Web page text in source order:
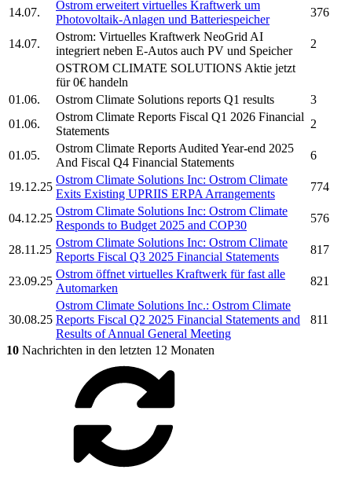
14.07.
Ostrom erweitert virtuelles Kraftwerk um
Photovoltaik-Anlagen und Batteriespeicher
376
14.07.
Ostrom: Virtuelles Kraftwerk NeoGrid AI
integriert neben E-Autos auch PV und Speicher
2
OSTROM CLIMATE SOLUTIONS Aktie jetzt
für 0€ handeln
01.06.
Ostrom Climate Solutions reports Q1 results
3
01.06.
Ostrom Climate Reports Fiscal Q1 2026 Financial
Statements
2
01.05.
Ostrom Climate Reports Audited Year-end 2025
And Fiscal Q4 Financial Statements
6
19.12.25
Ostrom Climate Solutions Inc: Ostrom Climate
Exits Existing UPRIIS ERPA Arrangements
774
04.12.25
Ostrom Climate Solutions Inc: Ostrom Climate
Responds to Budget 2025 and COP30
576
28.11.25
Ostrom Climate Solutions Inc: Ostrom Climate
Reports Fiscal Q3 2025 Financial Statements
817
23.09.25
Ostrom öffnet virtuelles Kraftwerk für fast alle
Automarken
821
30.08.25
Ostrom Climate Solutions Inc.: Ostrom Climate
Reports Fiscal Q2 2025 Financial Statements and
Results of Annual General Meeting
811
10 Nachrichten in den letzten 12 Monaten